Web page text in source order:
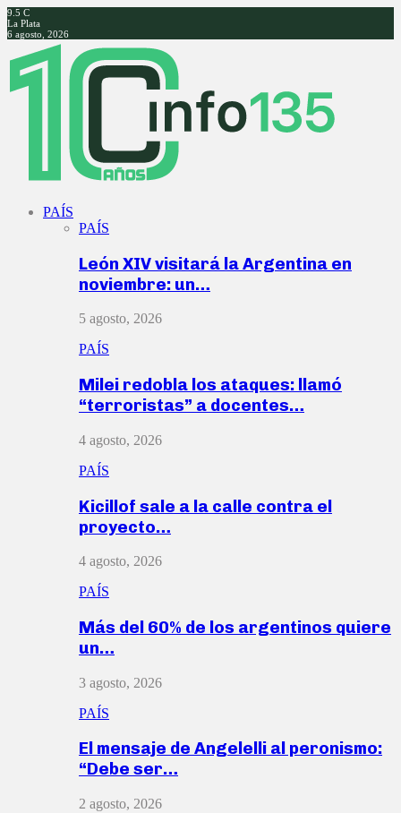
9.5 C
La Plata
6 agosto, 2026
Facebook
Twitter
Instagram
Youtube
PAÍS
PAÍS
León XIV visitará la Argentina en
noviembre: un…
5 agosto, 2026
PAÍS
Milei redobla los ataques: llamó
“terroristas” a docentes…
4 agosto, 2026
PAÍS
Kicillof sale a la calle contra el
proyecto…
4 agosto, 2026
PAÍS
Más del 60% de los argentinos quiere
un…
3 agosto, 2026
PAÍS
El mensaje de Angelelli al peronismo:
“Debe ser…
2 agosto, 2026